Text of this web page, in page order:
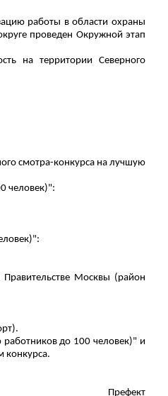
работы в области охраны
проведен Окружной этап
на территории Северного
смотра-конкурса на лучшую
человек)":
Правительстве Москвы (район
работников до 100 человек)" и
конкурса.
Префект